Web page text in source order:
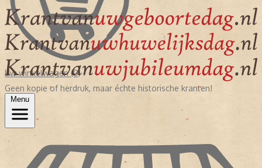
Uw winkelwagen (0)
Geen kopie of herdruk, maar échte historische kranten!
Menu